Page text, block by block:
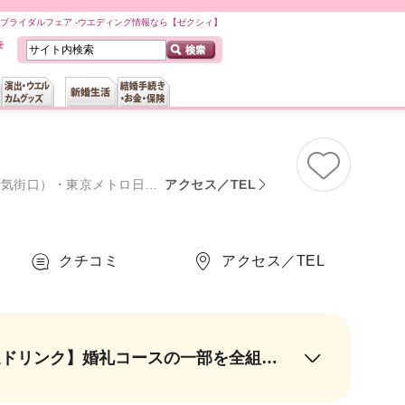
ライダルフェア -ウエディング情報なら【ゼクシィ】
分、東京駅・上野駅より車で10分 アクセス／TEL
クチコミ アクセス／TEL
料理口コミ1位受賞 希少価値が高い【幻の黒毛和牛試食】＆【ソムリエ厳選ドリンク】婚礼コースの一部を全組様にプレゼント